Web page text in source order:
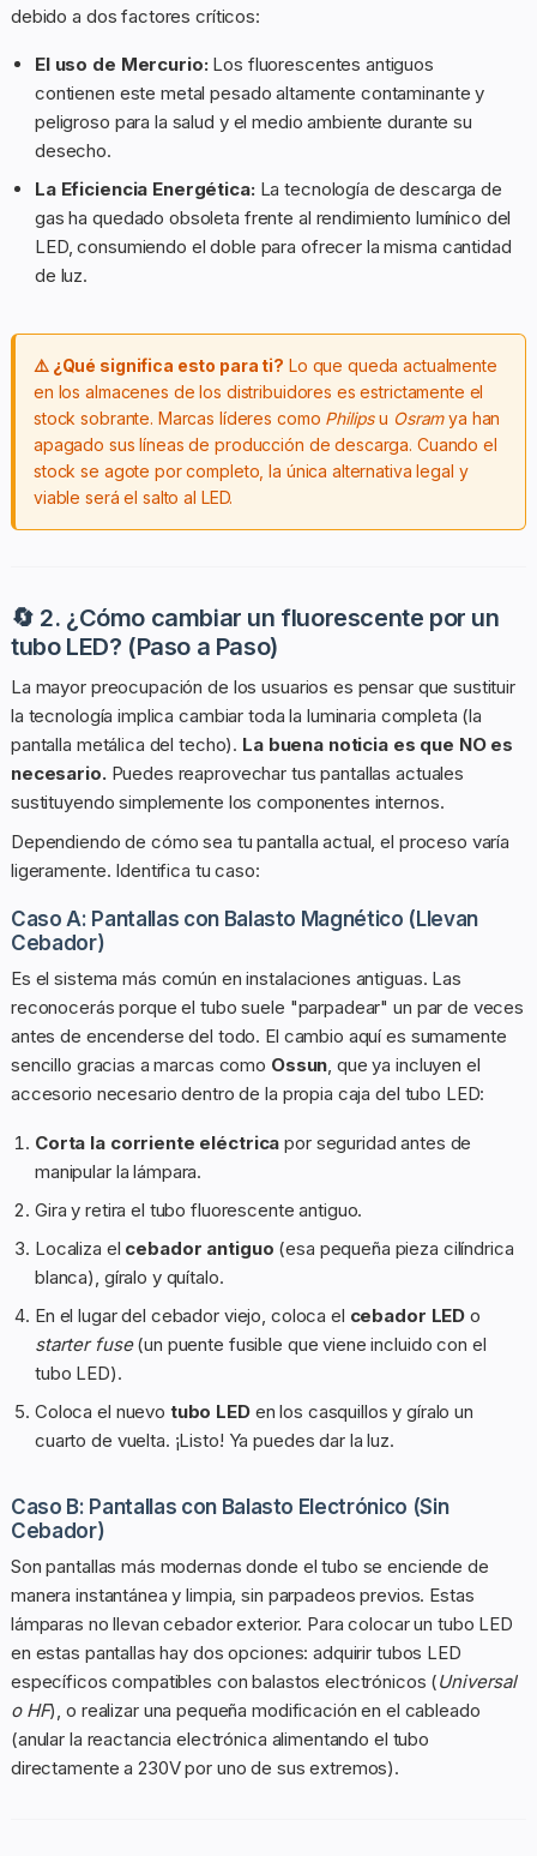
debido a dos factores críticos:
El uso de Mercurio:Los fluorescentes antiguos
contienen este metal pesado altamente contaminante y
peligroso para la salud y el medio ambiente durante su
desecho.
La Eficiencia Energética:La tecnología de descarga de
gas ha quedado obsoleta frente al rendimiento lumínico del
LED, consumiendo el doble para ofrecer la misma cantidad
de luz.
⚠️ ¿Qué significa esto para ti? Lo que queda actualmente
en los almacenes de los distribuidores es estrictamente el
stock sobrante. Marcas líderes como Philipsu Osramya han
apagado sus líneas de producción de descarga. Cuando el
stock se agote por completo, la única alternativa legal y
viable será el salto al LED.
🔄 2. ¿Cómo cambiar un fluorescente por un
tubo LED? (Paso a Paso)
La mayor preocupación de los usuarios es pensar que sustituir
la tecnología implica cambiar toda la luminaria completa (la
pantalla metálica del techo). La buena noticia es que NO es
necesario.Puedes reaprovechar tus pantallas actuales
sustituyendo simplemente los componentes internos.
Dependiendo de cómo sea tu pantalla actual, el proceso varía
ligeramente. Identifica tu caso:
Caso A: Pantallas con Balasto Magnético (Llevan
Cebador)
Es el sistema más común en instalaciones antiguas. Las
reconocerás porque el tubo suele "parpadear" un par de veces
antes de encenderse del todo. El cambio aquí es sumamente
sencillo gracias a marcas como Ossun, que ya incluyen el
accesorio necesario dentro de la propia caja del tubo LED:
Corta la corriente eléctrica por seguridad antes de
manipular la lámpara.
Gira y retira el tubo fluorescente antiguo.
Localiza el cebador antiguo (esa pequeña pieza cilíndrica
blanca), gíralo y quítalo.
En el lugar del cebador viejo, coloca el cebador LED o
starter fuse(un puente fusible que viene incluido con el
tubo LED).
Coloca el nuevo tubo LEDen los casquillos y gíralo un
cuarto de vuelta. ¡Listo! Ya puedes dar la luz.
Caso B: Pantallas con Balasto Electrónico (Sin
Cebador)
Son pantallas más modernas donde el tubo se enciende de
manera instantánea y limpia, sin parpadeos previos. Estas
lámparas no llevan cebador exterior. Para colocar un tubo LED
en estas pantallas hay dos opciones: adquirir tubos LED
específicos compatibles con balastos electrónicos (Universal
o HF), o realizar una pequeña modificación en el cableado
(anular la reactancia electrónica alimentando el tubo
directamente a 230V por uno de sus extremos).